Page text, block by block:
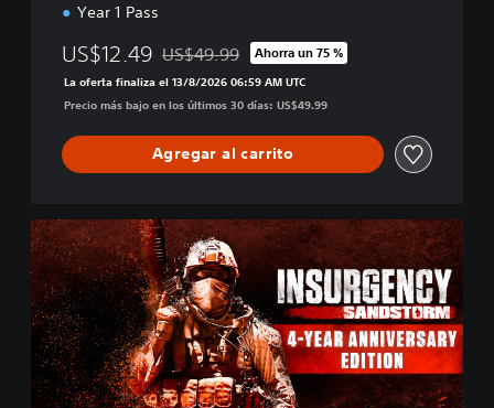
Year 1 Pass
US$12.49 Rebajado del precio original de US$49.99
US$49.99 Ahorra un 75 %
La oferta finaliza el 13/8/2026 06:59 AM UTC
Precio más bajo en los últimos 30 días: US$49.99
Agregar al carrito
4
-
Y
e
a
r
A
n
n